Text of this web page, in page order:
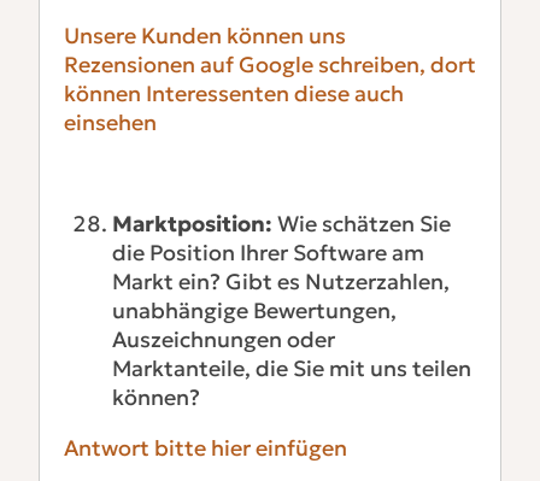
Unsere Kunden können uns
Rezensionen auf Google schreiben, dort
können Interessenten diese auch
einsehen
Marktposition: Wie schätzen Sie
die Position Ihrer Software am
Markt ein? Gibt es Nutzerzahlen,
unabhängige Bewertungen,
Auszeichnungen oder
Marktanteile, die Sie mit uns teilen
können?
Antwort bitte hier einfügen